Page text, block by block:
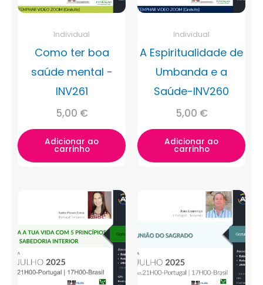
Individual
Como ter boa
saúde mental -
INV261
5,00 €
Adicionar ao
carrinho
Individual
A Espiritualidade de
Umbanda e a
Saúde-INV260
5,00 €
Adicionar ao
carrinho